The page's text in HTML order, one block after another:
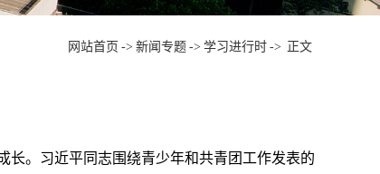
网站首页 -> 新闻专题 -> 学习进行时 -> 正文
长。习近平同志围绕青少年和共青团工作发表的